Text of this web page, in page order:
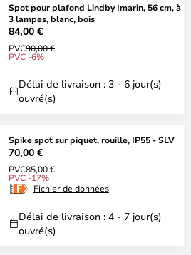
Spot pour plafond Lindby Imarin, 56 cm, à
3 lampes, blanc, bois
84,00 €
PVC90,00 €
PVC -6%
Délai de livraison : 3 - 6 jour(s)
ouvré(s)
Spike spot sur piquet, rouille, IP55 - SLV
70,00 €
PVC85,00 €
PVC -17%
Fichier de données
Délai de livraison : 4 - 7 jour(s)
ouvré(s)